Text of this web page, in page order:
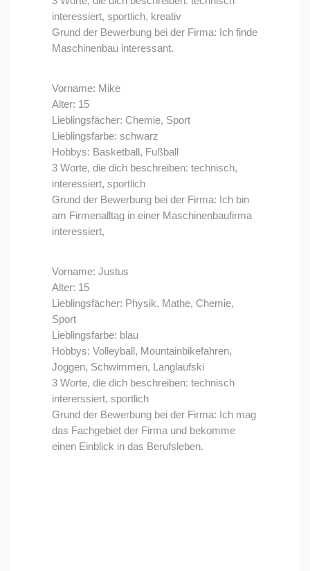
interessiert, sportlich, kreativ
Grund der Bewerbung bei der Firma: Ich finde
Maschinenbau interessant.
Vorname: Mike
Alter: 15
Lieblingsfächer: Chemie, Sport
Lieblingsfarbe: schwarz
Hobbys: Basketball, Fußball
3 Worte, die dich beschreiben: technisch,
interessiert, sportlich
Grund der Bewerbung bei der Firma: Ich bin
am Firmenalltag in einer Maschinenbaufirma
interessiert,
Vorname: Justus
Alter: 15
Lieblingsfächer: Physik, Mathe, Chemie,
Sport
Lieblingsfarbe: blau
Hobbys: Volleyball, Mountainbikefahren,
Joggen, Schwimmen, Langlaufski
3 Worte, die dich beschreiben: technisch
intererssiert, sportlich
Grund der Bewerbung bei der Firma: Ich mag
das Fachgebiet der Firma und bekomme
einen Einblick in das Berufsleben.